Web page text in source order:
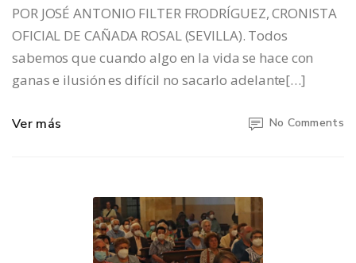
POR JOSÉ ANTONIO FILTER FRODRÍGUEZ, CRONISTA
OFICIAL DE CAÑADA ROSAL (SEVILLA). Todos
sabemos que cuando algo en la vida se hace con
ganas e ilusión es difícil no sacarlo adelante[…]
Ver más No Comments